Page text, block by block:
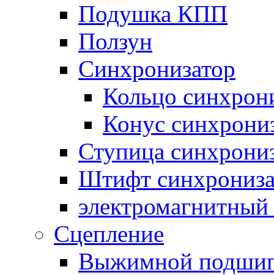
Подушка КПП
Ползун
Синхронизатор
Кольцо
Конус
Ступица
Штифт
электромагнитный
Сцепление
Выжимной